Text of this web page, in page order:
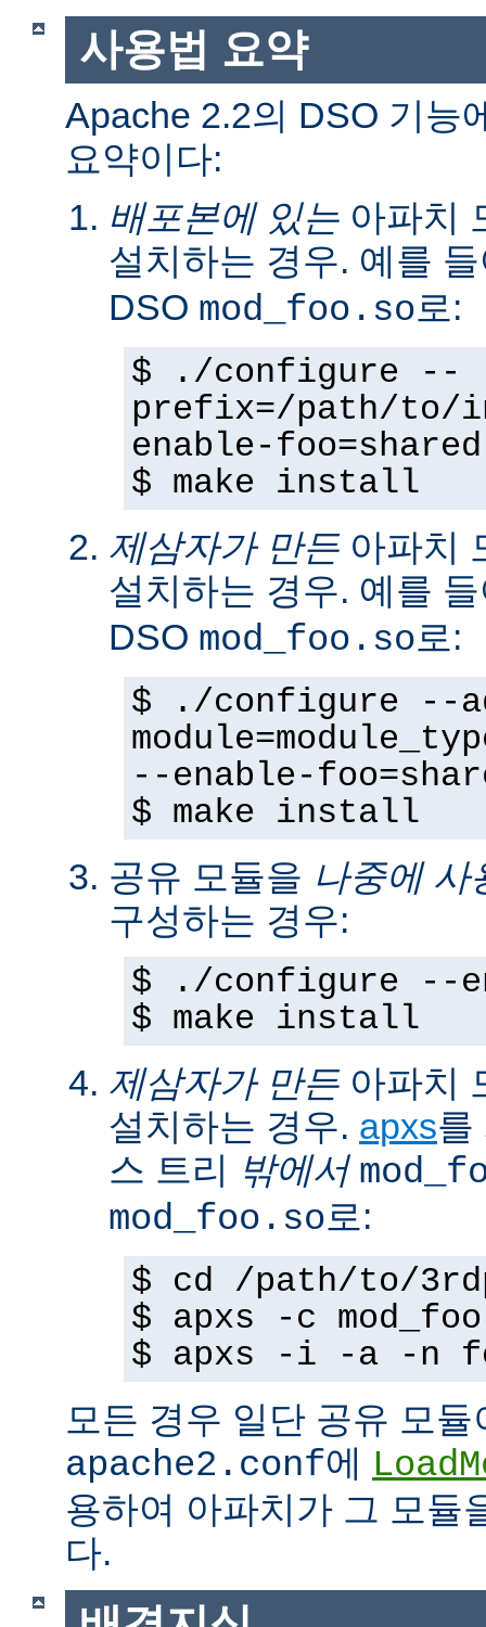
사용법 요약
Apache 2.2의 DSO 기능
요약이다:
배포본에 있는 아파치
설치하는 경우. 예를
DSO mod_foo.so로:
$ ./configure --
prefix=/path/
enable-foo=shared
$ make install
제삼자가 만든아파치
설치하는 경우. 예를
DSO mod_foo.so로:
$ ./configure --
--enable-
$ make install
공유 모듈을 나중에 사
구성하는 경우:
$ ./configure --
$ make install
제삼자가 만든아파치
설치하는 경우. apxs를
스 트리 밖에서
mod_foo.so로:
$ cd /path/to/
$ apxs -c
$ apxs -i -a -n
모든 경우 일단 공유 모
apache2.conf에
용하여 아파치가 그 모듈
다.